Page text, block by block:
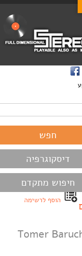
דיסקוגרפיה
חיפוש מתקדם
הוסף לרשימה
Tomer